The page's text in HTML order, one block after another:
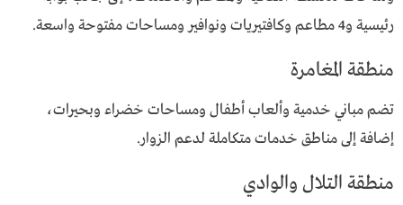
رئيسية و4 مطاعم وكافتيريات ونوافير ومساحات مفتوحة واسعة.
منطقة المغامرة
تضم مباني خدمية وألعاب أطفال ومساحات خضراء وبحيرات،
إضافة إلى مناطق خدمات متكاملة لدعم الزوار.
منطقة التلال والوادي